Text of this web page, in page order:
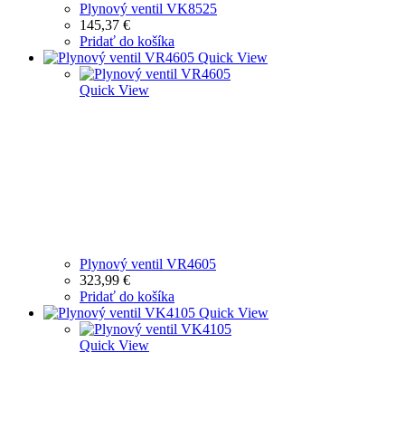
Plynový ventil VK8525
145,37 €
Pridať do košíka
Quick View
Quick View
Plynový ventil VR4605
323,99 €
Pridať do košíka
Quick View
Quick View